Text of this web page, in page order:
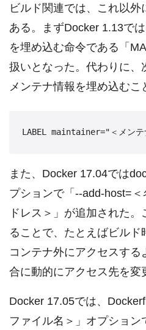
ビルド関連では、これ以
ある。まずDocker 1.13で
を埋め込む命令である「
扱いとなった。代わりに、
メンテナ情報を埋め込むこ
また、Docker 17.04では
プションで「--add-host=
ドレス＞」が追加された
ることで、たとえばビル
コンテナ外にアクセスす
合に動的にアクセス先を変
Docker 17.05では、
ファイル名＞」オプション